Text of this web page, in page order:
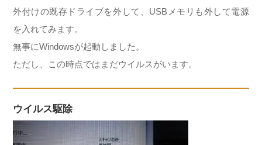
外付けの既存ドライブを外して、USBメモリも外して電源
を入れてみます。
無事にWindowsが起動しました。
ただし、この時点ではまだウイルスがいます。
ウイルス駆除